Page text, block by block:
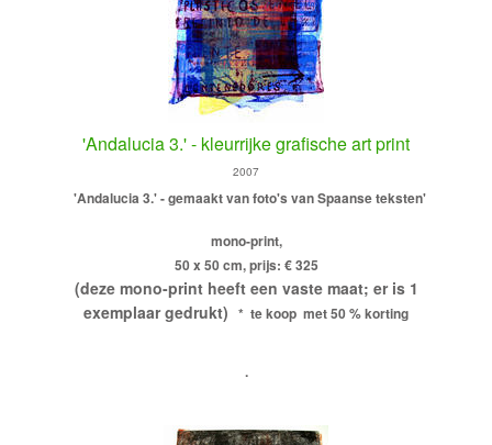
'Andalucia 3.' - kleurrijke grafische art print
2007
'Andalucia 3.' - gemaakt van foto's van Spaanse teksten'
mono-print,
50 x 50 cm, prijs: € 325
(deze mono-print heeft een vaste maat; er is 1
exemplaar gedrukt) * te koop met 50 % korting
.